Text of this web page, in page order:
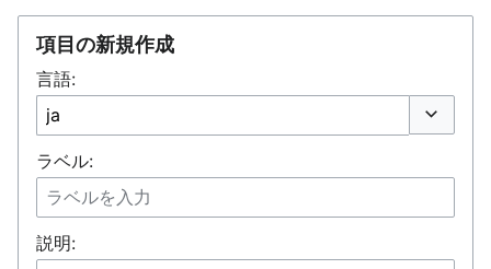
項目の新規作成
言語:
ラベル:
説明: